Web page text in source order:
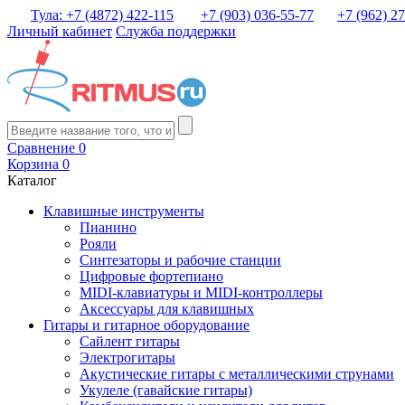
Тула: +7 (4872) 422-115 +7 (903) 036-55-77
+7 (962)
Личный кабинет Служба поддержки
Сравнение 0
Корзина 0
Каталог
Клавишные инструменты
Пианино
Рояли
Синтезаторы и рабочие станции
Цифровые фортепиано
MIDI-клавиатуры и MIDI-контроллеры
Аксессуары для клавишных
Гитары и гитарное оборудование
Сайлент гитары
Электрогитары
Акустические гитары с металлическими струнами
Укулеле (гавайские гитары)